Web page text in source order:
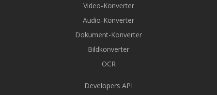
Video-Konverter
Audio-Konverter
Dokument-Konverter
Bildkonverter
OCR
Developers API